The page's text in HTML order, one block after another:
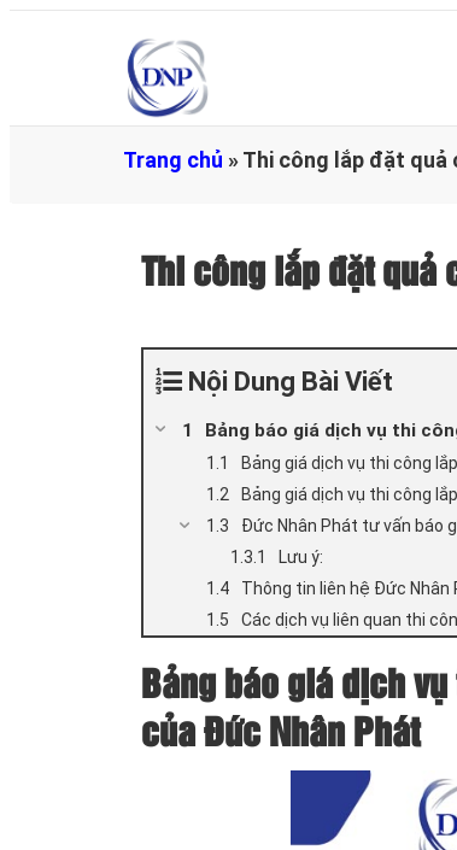
Trang chủ »Thi công lắp đặt quả
Thi công lắp đặt quả
Nội Dung Bài Viết
Bảng báo giá dịch vụ thi
Bảng giá dịch vụ thi công
Bảng giá dịch vụ thi công
Đức Nhân Phát tư vấn báo
Lưu ý:
Thông tin liên hệ Đức Nhân
Các dịch vụ liên quan thi
Bảng báo giá dịch
của Đức Nhân Phát